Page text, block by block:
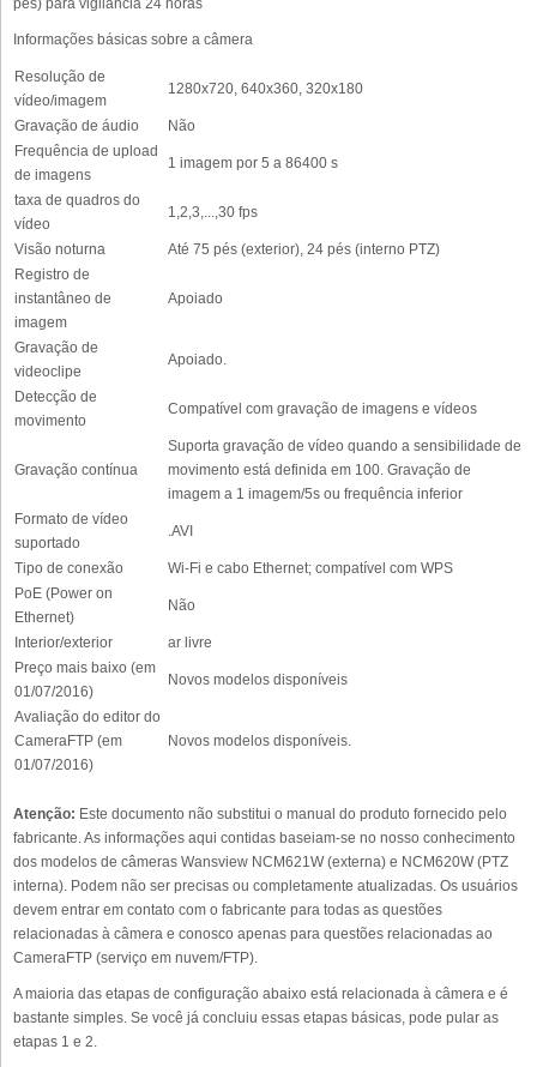
pés) para vigilância 24 horas
Informações básicas sobre a câmera
Resolução de
vídeo/imagem
1280x720, 640x360, 320x180
Gravação de áudio
Não
Frequência de upload
de imagens
1 imagem por 5 a 86400 s
taxa de quadros do
vídeo
1,2,3,...,30 fps
Visão noturna
Até 75 pés (exterior), 24 pés (interno PTZ)
Registro de
instantâneo de
imagem
Apoiado
Gravação de
videoclipe
Apoiado.
Detecção de
movimento
Compatível com gravação de imagens e vídeos
Gravação contínua
Suporta gravação de vídeo quando a sensibilidade de
movimento está definida em 100. Gravação de
imagem a 1 imagem/5s ou frequência inferior
Formato de vídeo
suportado
.AVI
Tipo de conexão
Wi-Fi e cabo Ethernet; compatível com WPS
PoE (Power on
Ethernet)
Não
Interior/exterior
ar livre
Preço mais baixo (em
01/07/2016)
Novos modelos disponíveis
Avaliação do editor do
CameraFTP (em
01/07/2016)
Novos modelos disponíveis.
Atenção: Este documento não substitui o manual do produto fornecido pelo
fabricante. As informações aqui contidas baseiam-se no nosso conhecimento
dos modelos de câmeras Wansview NCM621W (externa) e NCM620W (PTZ
interna). Podem não ser precisas ou completamente atualizadas. Os usuários
devem entrar em contato com o fabricante para todas as questões
relacionadas à câmera e conosco apenas para questões relacionadas ao
CameraFTP (serviço em nuvem/FTP).
A maioria das etapas de configuração abaixo está relacionada à câmera e é
bastante simples. Se você já concluiu essas etapas básicas, pode pular as
etapas 1 e 2.